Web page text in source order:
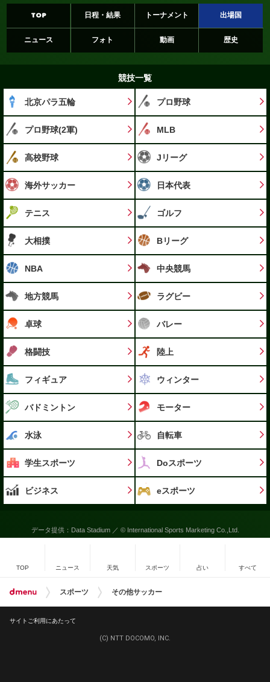
TOP 日程・結果 トーナメント 出場国
ニュース フォト 動画 歴史
競技一覧
北京パラ五輪 プロ野球
プロ野球(2軍) MLB
高校野球 Jリーグ
海外サッカー 日本代表
テニス ゴルフ
大相撲 Bリーグ
NBA 中央競馬
地方競馬 ラグビー
卓球 バレー
格闘技 陸上
フィギュア ウィンター
バドミントン モーター
水泳 自転車
学生スポーツ Doスポーツ
ビジネス eスポーツ
データ提供：Data Stadium ／ © International Sports Marketing Co.,Ltd.
TOP ニュース 天気 スポーツ 占い すべて
スポーツ その他サッカー
サイトご利用にあたって
(C) NTT DOCOMO, INC.